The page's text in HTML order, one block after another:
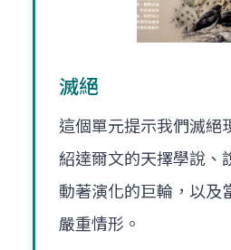
滅絕
這個單元提示我們滅絕
紹達爾文的天擇學說、
動著演化的巨輪，以及
嚴重情形。